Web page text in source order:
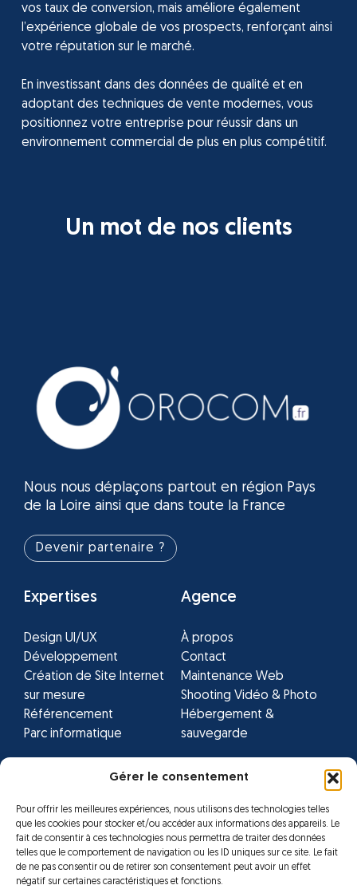
Gérer le consentement
Pour offrir les meilleures expériences, nous utilisons des technologies telles
que les cookies pour stocker et/ou accéder aux informations des appareils. Le
fait de consentir à ces technologies nous permettra de traiter des données
telles que le comportement de navigation ou les ID uniques sur ce site. Le fait
de ne pas consentir ou de retirer son consentement peut avoir un effet
négatif sur certaines caractéristiques et fonctions.
vos taux de conversion, mais améliore également
l’expérience globale de vos prospects, renforçant ainsi
votre réputation sur le marché.
En investissant dans des données de qualité et en
adoptant des techniques de vente modernes, vous
positionnez votre entreprise pour réussir dans un
environnement commercial de plus en plus compétitif.
Un mot de nos clients
Nous nous déplaçons partout en région Pays
de la Loire ainsi que dans toute la France
Devenir partenaire ?
Expertises
Design UI/UX
Développement
Création de Site Internet
sur mesure
Référencement
Parc informatique
Agence
À propos
Contact
Maintenance Web
Shooting Vidéo & Photo
Hébergement &
sauvegarde
Réseaux sociaux
FacebookInstagramYoutube